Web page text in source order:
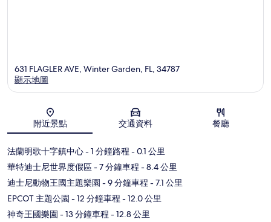
地圖
631 FLAGLER AVE, Winter Garden, FL, 34787
顯示地圖
附近景點 交通資料 餐廳
法蘭明歌十字鎮中心- 1 分鐘路程 - 0.1 公里
華特迪士尼世界度假區- 7 分鐘車程 - 8.4 公里
迪士尼動物王國主題樂園 - 9 分鐘車程 - 7.1 公里
EPCOT 主題公園 - 12 分鐘車程 - 12.0 公里
神奇王國樂園 - 13 分鐘車程 - 12.8 公里